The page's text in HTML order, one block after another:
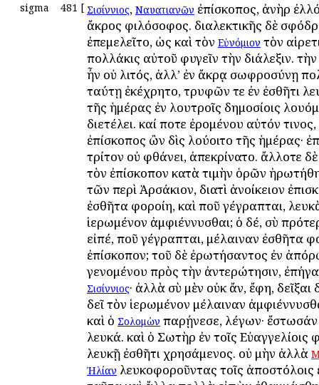
sigma 481 [ Σισίννιος, Ναυατιανῶν ἐπίσκοπος, ἀνὴρ
ἄκρος φιλόσοφος. διαλεκτικῆς δὲ
ἐπεμελεῖτο, ὡς καὶ τὸν Εὐνόμιον τὸν
πολλάκις αὐτοῦ φυγεῖν τὴν διάλεξιν. τὴν
ἦν οὐ λιτός, ἀλλ’ ἐν ἄκρᾳ σωφροσύνῃ
ταύτῃ ἐκέχρητο, τρυφῶν τε ἐν ἐσθῆτι
τῆς ἡμέρας ἐν λουτροῖς δημοσίοις
διετέλει. καί ποτε ἐρομένου αὐτόν
ἐπίσκοπος ὢν δὶς λούοιτο τῆς ἡμέρας·
τρίτον οὐ φθάνει, ἀπεκρίνατο. ἄλλοτε
τὸν ἐπίσκοπον κατὰ τιμὴν ὁρῶν
τῶν περὶ Ἀρσάκιον, διατὶ ἀνοίκειον
ἐσθῆτα φοροίη, καὶ ποῦ γέγραπται,
ἱερωμένον ἀμφιέννυσθαι; ὁ δέ, σὺ
εἰπέ, ποῦ γέγραπται, μέλαιναν ἐσθῆτα
ἐπίσκοπον; τοῦ δὲ ἐρωτήσαντος ἐν
γενομένου πρὸς τὴν ἀντερώτησιν,
Σισίννιος· ἀλλὰ σὺ μὲν οὐκ ἄν, ἔφη,
δεῖ τὸν ἱερωμένον μέλαιναν
καὶ ὁ Σολομὼν παρῄνεσε, λέγων· ἔστωσάν
λευκά. καὶ ὁ Σωτὴρ ἐν τοῖς Εὐαγγελίοις
λευκῇ ἐσθῆτι χρησάμενος. οὐ μὴν ἀλλὰ
Ἠλίαν λευκοφοροῦντας τοῖς ἀποστόλοις